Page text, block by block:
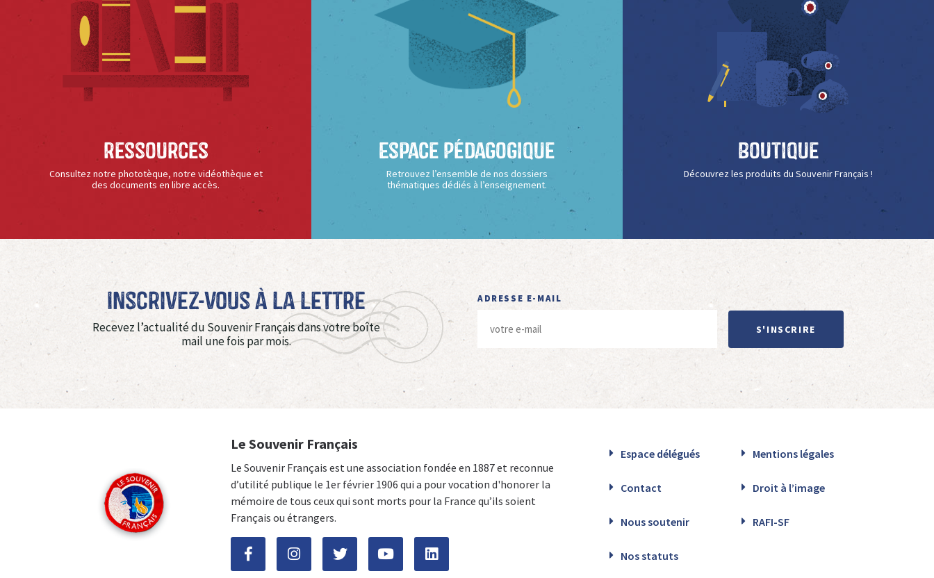
Ressources
Consultez notre phototèque, notre vidéothèque et
des documents en libre accès.
Espace Pédagogique
Retrouvez l’ensemble de nos dossiers
thématiques dédiés à l’enseignement.
Boutique
Découvrez les produits du Souvenir Français !
Inscrivez-vous à La Lettre
Recevez l’actualité du Souvenir Français dans votre boîte
mail une fois par mois.
ADRESSE E-MAIL
S'INSCRIRE
Le Souvenir Français
Le Souvenir Français est une association fondée en 1887 et reconnue
d’utilité publique le 1er février 1906 qui a pour vocation d'honorer la
mémoire de tous ceux qui sont morts pour la France qu’ils soient
Français ou étrangers.
Espace délégués Mentions légales
Contact Droit à l’image
Nous soutenir RAFI-SF
Nos statuts